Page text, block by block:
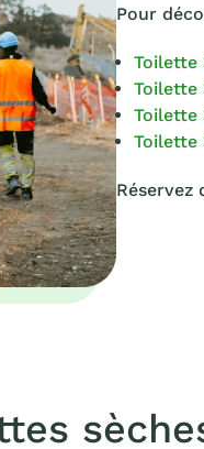
Pour
Toilette
Toilette
Toilette
Toilette
Réservez